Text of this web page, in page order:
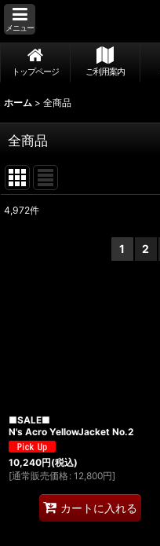
メニュー
トップページ ご利用案内
ホーム > 全商品
全商品
4,972件
1 2
■SALE■
N's Acro YellowJacket No.2
10,240円(税込)
[通常販売価格 : 12,800円]
カートに入れる